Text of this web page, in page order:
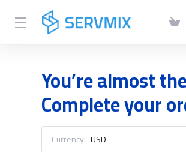
You’re almost
Complete your
Currency: USD